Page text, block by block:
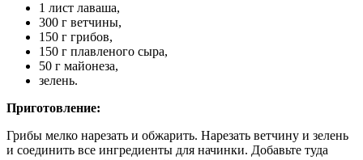
1 лист лаваша,
300 г ветчины,
150 г грибов,
150 г плавленого сыра,
50 г майонеза,
зелень.
Приготовление:
Грибы мелко нарезать и обжарить. Нарезать ветчину и зелень
и соединить все ингредиенты для начинки. Добавьте туда